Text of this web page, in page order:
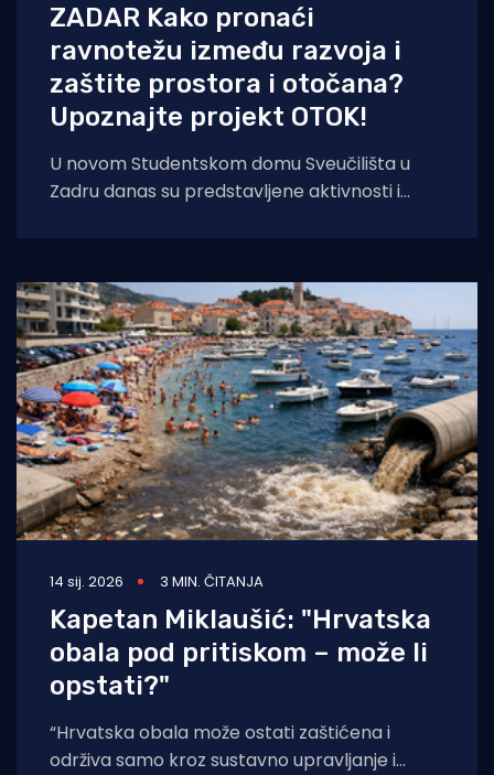
ZADAR Kako pronaći
ravnotežu između razvoja i
zaštite prostora i otočana?
Upoznajte projekt OTOK!
U novom Studentskom domu Sveučilišta u
Zadru danas su predstavljene aktivnosti i
projekta Održivi turizam otoka
14 sij. 2026 3 MIN. ČITANJA
Kapetan Miklaušić: "Hrvatska
obala pod pritiskom – može li
opstati?"
“Hrvatska obala može ostati zaštićena i
održiva samo kroz sustavno upravljanje i